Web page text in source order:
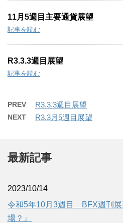
11月5週目主要通貨展望
記事を読む
R3.3.3週目展望
記事を読む
PREV R3.3.3週目展望
NEXT R3.3月5週目展望
最新記事
2023/10/14
令和5年10月3週目 BFX週刊
場？』